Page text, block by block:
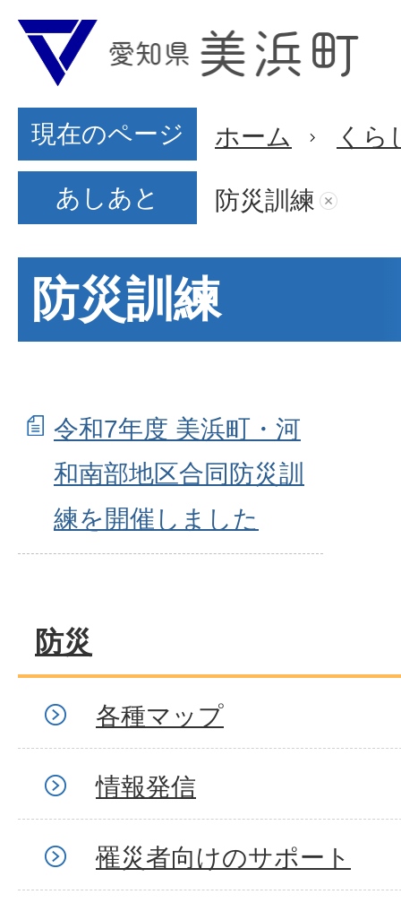
現在のページ ホーム くら
あしあと 防災訓練
防災訓練
令和7年度 美浜町・河
和南部地区合同防災訓
練を開催しました
防災
各種マップ
情報発信
罹災者向けのサポート